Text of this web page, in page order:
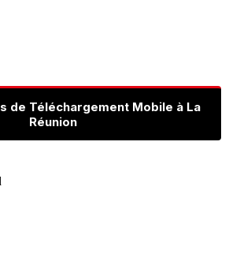
de Téléchargement Mobile à La
Réunion